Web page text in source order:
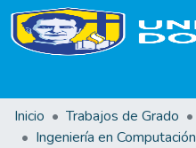
Inicio
Trabajos de Grado
Ingeniería en Computación